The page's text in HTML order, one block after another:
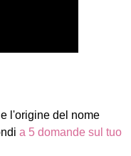
l'origine del nome
a 5 domande sul tuo